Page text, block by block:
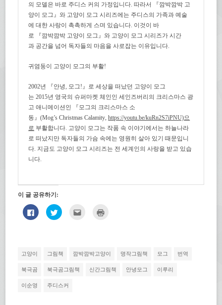
의 모델은 바로 주디스 커의 가정입니다 .따라서 『깜박깜박 고
양이 모그』와 고양이 모그 시리즈에는 주디스의 가족과 예술
에 대한 사랑이 촉촉하게 스며 있습니다 이것이 바
로 『깜박깜박 고양이 모그』와 고양이 모그 시리즈가 시간
과 공간을 넘어 독자들의 마음을 사로잡는 이유입니다
귀염둥이 고양이 모그의 부활!
2002년 『안녕 모그 ! 』로 세상을 떠났던 고양이 모그
는2015년 영국의 슈퍼마켓 체인인세인즈버리의 크리스마스 광
고 애니메이션인 『모그의 크리스마스 소
동』(Mog’s Christmas Calamity ,https://youtu.be/kuRn2S7iPNU)으
로 부활합니다 고양이 모그는 작품 속 이야기에서는 하늘나라
로 떠났지만 독자들의 가슴 속에는 영원히 살아 있기 때문입니
다 지금도 고양이 모그 시리즈는 전 세계인의 사랑을 받고 있습
니다
이 글 공유하기:
페
이
하
려
클
하
세
트
위
기
(새
에
열
림)
편
으
서
열
고양이 그림책 깜박깜박고양이 명작그림책 모그 번역
북극곰 북극곰그림책 신간그림책 안녕모그 이루리
이순영 주디스커